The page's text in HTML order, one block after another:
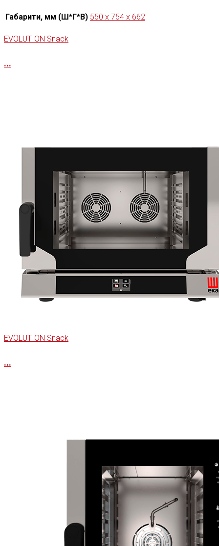
Габарити, мм (Ш*Г*В) 550 x 754 x 662
EVOLUTION Snack
...
EVOLUTION Snack
...